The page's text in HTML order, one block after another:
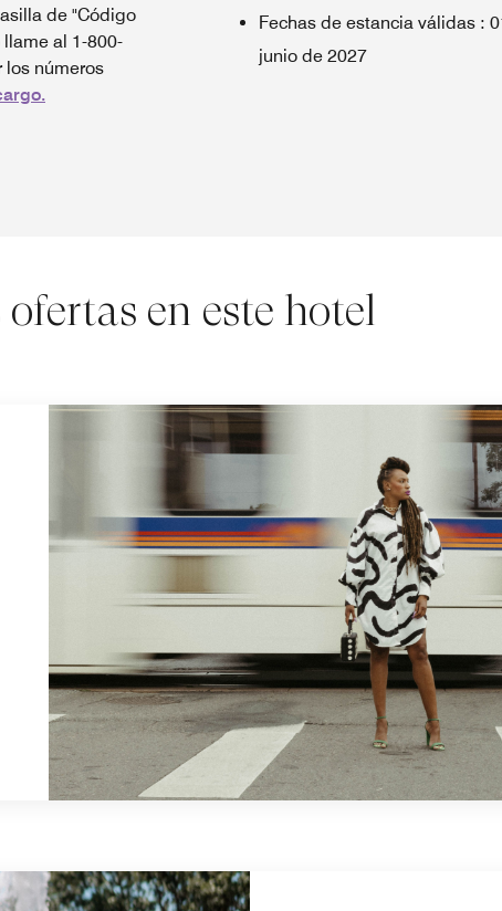
de "Código
al 1-800-
los números
Fechas de estancia válidas :
junio de 2027
ofertas en este hotel